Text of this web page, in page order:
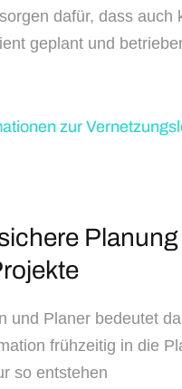
dafür, dass auch
geplant und
zur
und Planer bedeutet
frühzeitig in die
so entstehen